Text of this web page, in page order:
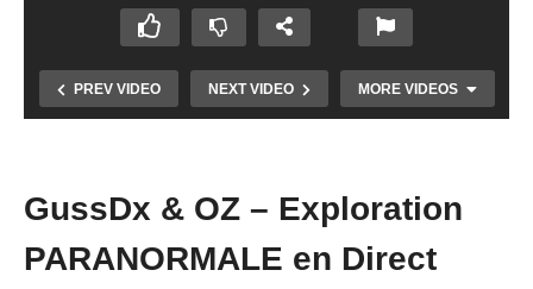
PREV VIDEO NEXT VIDEO MORE VIDEOS
GussDx & OZ – Exploration
PARANORMALE en Direct